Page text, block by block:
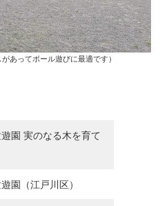
あってボール遊びに最適です）
園 実のなる木を育て
園（江戸川区）